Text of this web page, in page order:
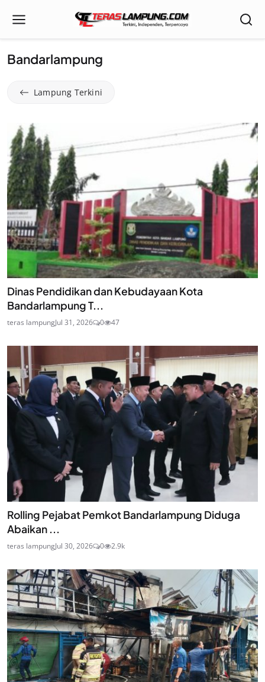
Bandarlampung
Lampung Terkini
Dinas Pendidikan dan Kebudayaan Kota
Bandarlampung T...
teras lampungJul 31, 2026 0 47
Rolling Pejabat Pemkot Bandarlampung Diduga
Abaikan ...
teras lampungJul 30, 2026 0 2.9k